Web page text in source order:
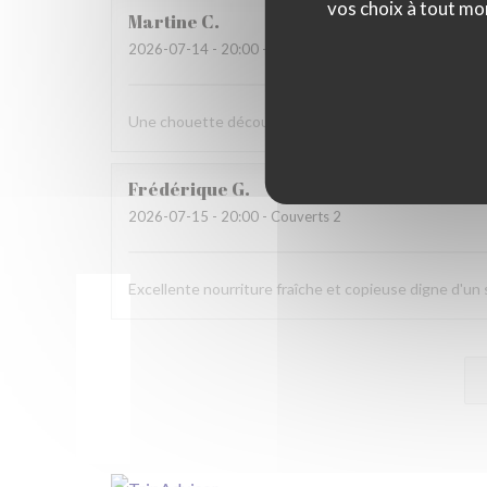
vos choix à tout
Martine C
2026-07-14 - 20:00 - Couverts 6
Une chouette découverte!
Frédérique G
2026-07-15 - 20:00 - Couverts 2
Excellente nourriture fraîche et copieuse digne